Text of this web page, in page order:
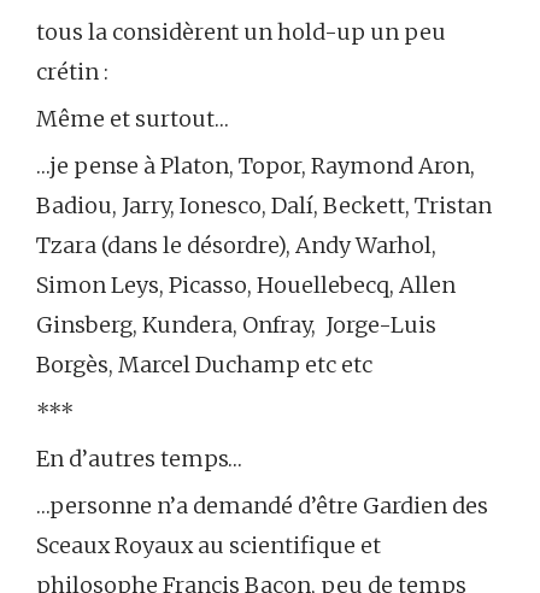
tous la considèrent un hold-up un peu
crétin :
Même et surtout…
…je pense à Platon, Topor, Raymond Aron,
Badiou, Jarry, Ionesco, Dalí, Beckett, Tristan
Tzara (dans le désordre), Andy Warhol,
Simon Leys, Picasso, Houellebecq, Allen
Ginsberg, Kundera, Onfray, Jorge-Luis
Borgès, Marcel Duchamp etc etc
***
En d’autres temps…
…personne n’a demandé d’être Gardien des
Sceaux Royaux au scientifique et
philosophe Francis Bacon, peu de temps